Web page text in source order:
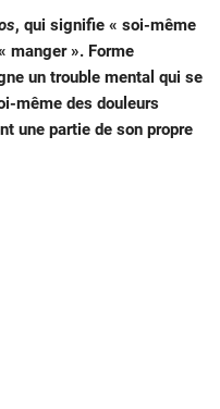
, qui signifie « soi-même
manger ». Forme
un trouble mental qui se
même des douleurs
une partie de son propre